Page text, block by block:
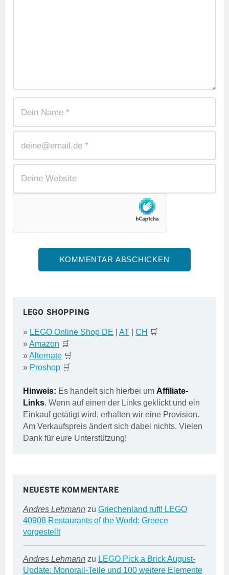
LEGO SHOPPING
» LEGO Online Shop DE AT CH 🛒
»Amazon 🛒
»Alternate 🛒
» Proshop 🛒
Hinweis: Es handelt sich hierbei um Affiliate-
Links. Wenn auf einen der Links geklickt und ein
Einkauf getätigt wird, erhalten wir eine Provision.
Am Verkaufspreis ändert sich dabei nichts. Vielen
Dank für eure Unterstützung!
NEUESTE KOMMENTARE
Andres Lehmann zu Griechenland ruft! LEGO
40908 Restaurants of the World: Greece
vorgestellt
Andres Lehmann zu LEGO Pick a Brick August-
Update: Monorail-Teile und 100 weitere Elemente